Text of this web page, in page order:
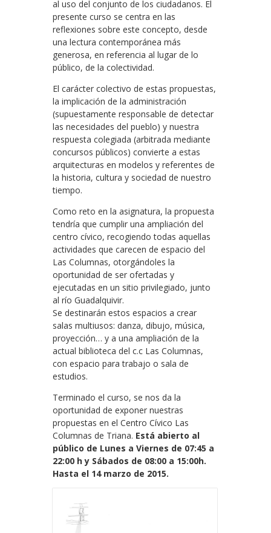
al uso del conjunto de los ciudadanos. El
presente curso se centra en las
reflexiones sobre este concepto, desde
una lectura contemporánea más
generosa, en referencia al lugar de lo
público, de la colectividad.
El carácter colectivo de estas propuestas,
la implicación de la administración
(supuestamente responsable de detectar
las necesidades del pueblo) y nuestra
respuesta colegiada (arbitrada mediante
concursos públicos) convierte a estas
arquitecturas en modelos y referentes de
la historia, cultura y sociedad de nuestro
tiempo.
Como reto en la asignatura, la propuesta
tendría que cumplir una ampliación del
centro cívico, recogiendo todas aquellas
actividades que carecen de espacio del
Las Columnas, otorgándoles la
oportunidad de ser ofertadas y
ejecutadas en un sitio privilegiado, junto
al río Guadalquivir.
Se destinarán estos espacios a crear
salas multiusos: danza, dibujo, música,
proyección… y a una ampliación de la
actual biblioteca del c.c Las Columnas,
con espacio para trabajo o sala de
estudios.
Terminado el curso, se nos da la
oportunidad de exponer nuestras
propuestas en el Centro Cívico Las
Columnas de Triana. Está abierto al
público de Lunes a Viernes de 07:45 a
22:00 h y Sábados de 08:00 a 15:00h.
Hasta el 14 marzo de 2015.